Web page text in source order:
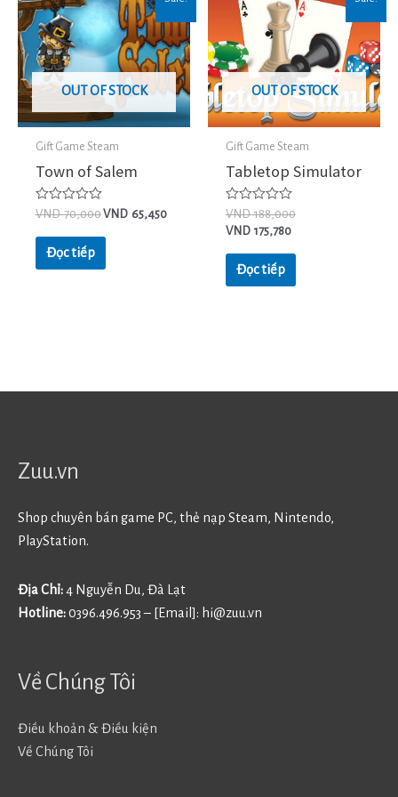
OUT OF STOCK
Gift Game Steam
Town of Salem
Được
hạng
VND70,000VND 65,450
Đọc tiếp
OUT OF STOCK
Gift Game Steam
Tabletop Simulator
Được
xếp
hạng
sao
VND188,000
VND 175,780
Đọc tiếp
Zuu.vn
Shop chuyên bán game PC, thẻ nạp Steam, Nintendo,
PlayStation.
Địa Chỉ:4 Nguyễn Du, Đà Lạt
Hotline:0396.496.953 – [Email]: hi@zuu.vn
Về Chúng Tôi
Điều khoản & Điều kiện
Về Chúng Tôi